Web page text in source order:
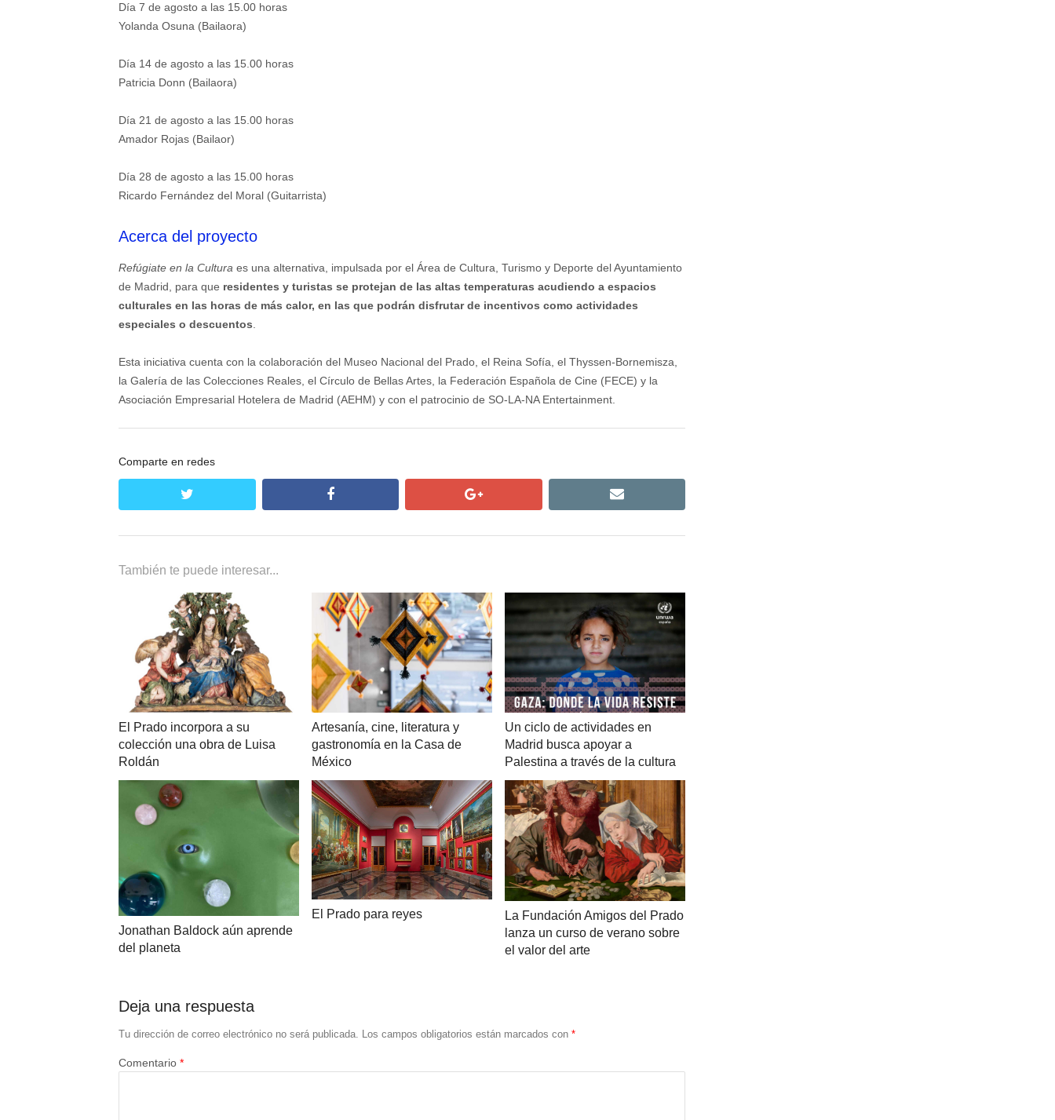
Día 7 de agosto a las 15.00 horas
Yolanda Osuna (Bailaora)
Día 14 de agosto a las 15.00 horas
Patricia Donn (Bailaora)
Día 21 de agosto a las 15.00 horas
Amador Rojas (Bailaor)
Día 28 de agosto a las 15.00 horas
Ricardo Fernández del Moral (Guitarrista)
Acerca del proyecto
Refúgiate en la Cultura es una alternativa, impulsada por el Área de Cultura, Turismo y Deporte del Ayuntamiento
de Madrid, para que residentes y turistas se protejan de las altas temperaturas acudiendo a espacios
culturales en las horas de más calor, en las que podrán disfrutar de incentivos como actividades
especiales o descuentos
Esta iniciativa cuenta con la colaboración del Museo Nacional del Prado, el Reina Sofía, el Thyssen-Bornemisza,
la Galería de las Colecciones Reales, el Círculo de Bellas Artes, la Federación Española de Cine (FECE) y la
Asociación Empresarial Hotelera de Madrid (AEHM) y con el patrocinio de SO-LA-NA Entertainment.
Comparte en redes
twitter facebook google+ email
También te puede interesar...
El Prado incorpora a su
colección una obra de Luisa
Roldán
Artesanía, cine, literatura y
gastronomía en la Casa de
México
Un ciclo de actividades en
Madrid busca apoyar a
Palestina a través de la cultura
Jonathan Baldock aún aprende
del planeta
El Prado para reyes
La Fundación Amigos del Prado
lanza un curso de verano sobre
el valor del arte
Deja una respuesta
Tu dirección de correo electrónico no será publicada. Los campos obligatorios están marcados con *
Comentario *